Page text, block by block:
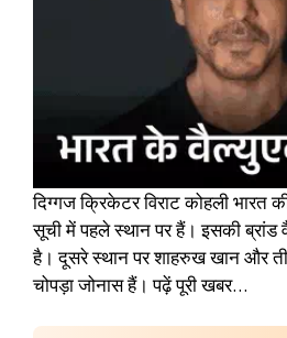
दिग्गज क्रिकेटर विराट कोहली भारत
सूची में पहले स्थान पर हैं। इसकी
है। दूसरे स्थान पर शाहरुख खान और
चोपड़ा जोनास हैं। पढ़ें पूरी खबर…